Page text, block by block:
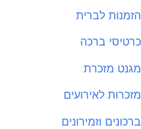
לברית
ברכה
מזכרת
לאירועים
וזמירונים